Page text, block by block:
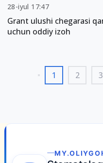
28-iyul 17:47
Grant ulushi chegarasi
uchun oddiy izoh
1 2 3